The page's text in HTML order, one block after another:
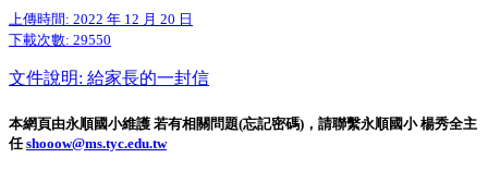
上傳時間: 2022 年 12 月 20 日
下載次數: 29550
文件說明: 給家長的一封信
本網頁由永順國小維護 若有相關問題(忘記密碼)，請聯繫永順國小 楊秀全主
任shooow@ms.tyc.edu.tw